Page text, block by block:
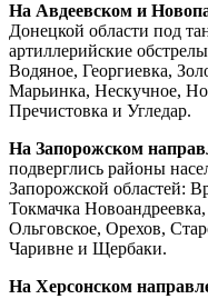
На Авдеевском и
Донецкой области под
артиллерийские
Водяное, Георгиевка,
Марьинка, Нескучное,
Пречистовка и Угледар.
На Запорожском
подверглись районы
Запорожской областей:
Токмачка
Ольговское, Орехов,
Чаривне и Щербаки.
На Херсонском